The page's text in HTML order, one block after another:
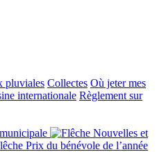
pluviales Collectes Où jeter mes
internationale Règlement sur
Nouvelles et
Prix du bénévole de l’année